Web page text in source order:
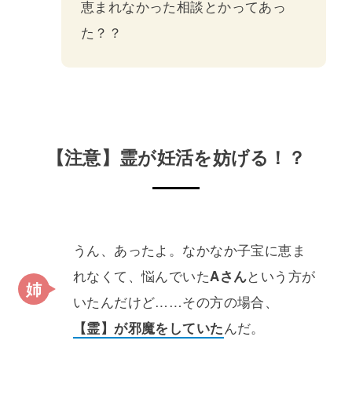
恵まれなかった相談とかってあっ
た？？
【注意】霊が妊活を妨げる！？
うん、あったよ。なかなか子宝に恵ま
れなくて、悩んでいたAさんという方が
いたんだけど……その方の場合、
【霊】が邪魔をしていたんだ。